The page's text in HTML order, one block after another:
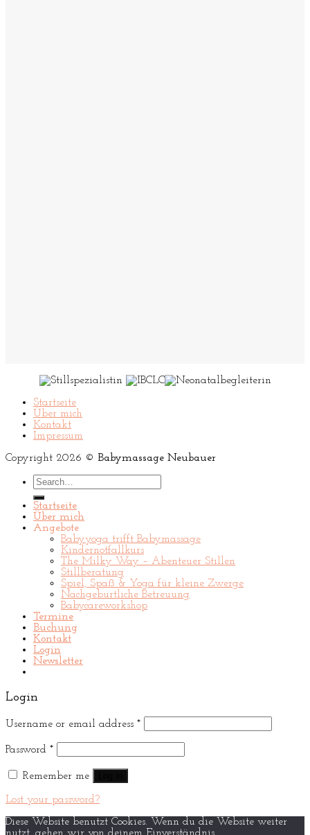
Startseite
Über mich
Kontakt
Impressum
Copyright 2026 © Babymassage Neubauer
Search
for:
Startseite
Über mich
Angebote
Babyyoga trifft Babymassage
Kindernotfallkurs
The Milky Way – Abenteuer Stillen
Stillberatung
Spiel, Spaß & Yoga für kleine Zwerge
Nachgeburtliche Betreuung
Babycareworkshop
Termine
Buchung
Kontakt
Login
Newsletter
Login
Username or email address *
Password *
Remember me
Lost your password?
Diese Website benutzt Cookies. Wenn du die Website weiter